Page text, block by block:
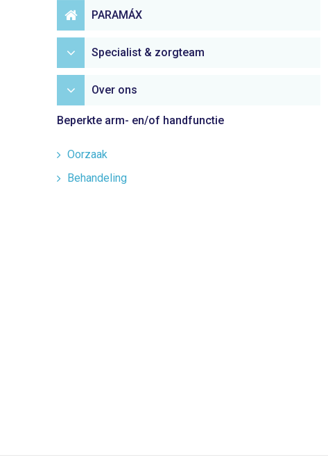
PARAMÁX
Specialist & zorgteam
Over ons
Beperkte arm- en/of handfunctie
Oorzaak
Behandeling